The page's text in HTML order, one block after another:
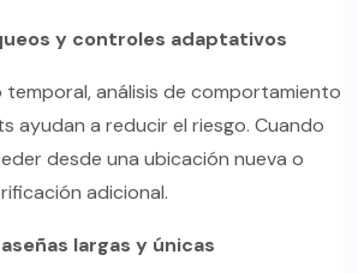
y controles adaptativos
temporal, análisis de comportamiento
ayudan a reducir el riesgo. Cuando
desde una ubicación nueva o
adicional.
largas y únicas